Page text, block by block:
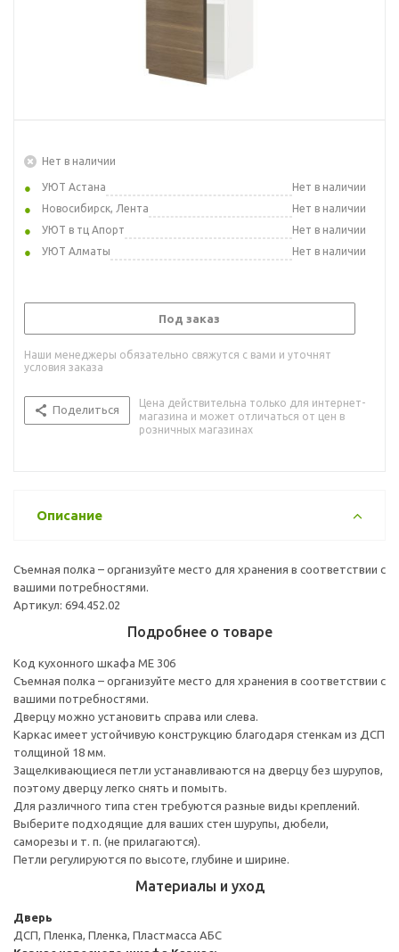
Нет в наличии
УЮТ Астана
Нет в наличии
Новосибирск, Лента
Нет в наличии
УЮТ в тц Апорт
Нет в наличии
УЮТ Алматы
Нет в наличии
Под заказ
Наши менеджеры обязательно свяжутся с вами и уточнят
условия заказа
Поделиться
Цена действительна только для интернет-
магазина и может отличаться от цен в
розничных магазинах
Описание
Съемная полка – организуйте место для хранения в соответствии с
вашими потребностями.
Артикул: 694.452.02
Подробнее о товаре
Код кухонного шкафа ME 306
Съемная полка – организуйте место для хранения в соответствии с
вашими потребностями.
Дверцу можно установить справа или слева.
Каркас имеет устойчивую конструкцию благодаря стенкам из ДСП
толщиной 18 мм.
Защелкивающиеся петли устанавливаются на дверцу без шурупов,
поэтому дверцу легко снять и помыть.
Для различного типа стен требуются разные виды креплений.
Выберите подходящие для ваших стен шурупы, дюбели,
саморезы и т. п. (не прилагаются).
Петли регулируются по высоте, глубине и ширине.
Материалы и уход
Дверь
ДСП, Пленка, Пленка, Пластмасса АБС